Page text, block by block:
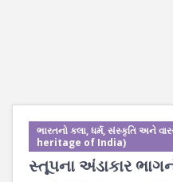
ભારતનો કલા, ધર્મ, સંસ્કૃતિ અને
heritage of India)
સ્તૂપના અંડાકાર